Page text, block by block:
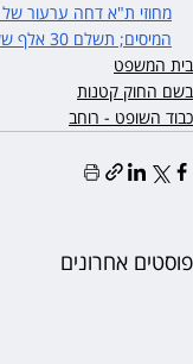
מחוזי ת"א דחה ערעור
המיסים; תשלם 30 אלף שקל
בית המשפט
בשם החוק קטנות
כבוד השופט - רוחב
פוסטים אחרונים